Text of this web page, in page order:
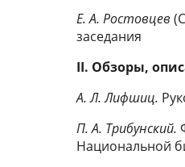
Е. А. Ростовцев
заседания
II. Обзоры,
А. Л. Лифшиц.
П. А. Трибунский.
Национальной